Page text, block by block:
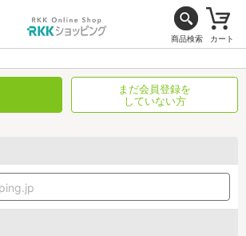
商品検索 カート
まだ会員登録を
していない方